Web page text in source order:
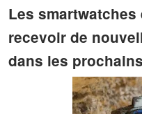
Les
recevoir de
dans les